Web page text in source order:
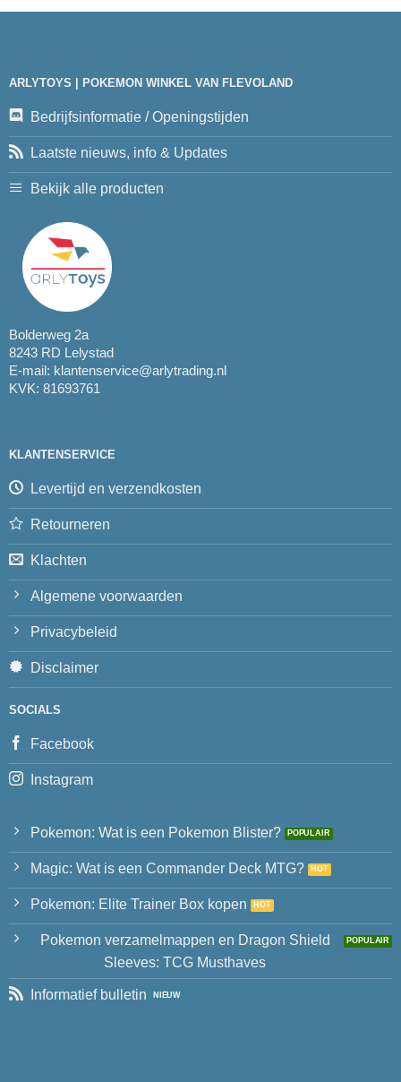
ARLYTOYS | POKEMON WINKEL VAN FLEVOLAND
Bedrijfsinformatie / Openingstijden
Laatste nieuws, info & Updates
Bekijk alle producten
Bolderweg 2a
8243 RD Lelystad
E-mail: klantenservice@arlytrading.nl
KVK: 81693761
KLANTENSERVICE
Levertijd en verzendkosten
Retourneren
Klachten
Algemene voorwaarden
Privacybeleid
Disclaimer
SOCIALS
Facebook
Instagram
Pokemon: Wat is een Pokemon Blister?
Magic: Wat is een Commander Deck MTG?
Pokemon: Elite Trainer Box kopen
Pokemon verzamelmappen en Dragon Shield
Sleeves: TCG Musthaves
Informatief bulletin